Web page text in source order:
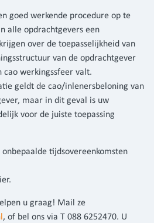
goed werkende procedure op te
alle opdrachtgevers een
over de toepasselijkheid van
van de opdrachtgever
cao werkingssfeer valt.
geldt de cao/inlenersbeloning van
maar in dit geval is uw
voor de juiste toepassing
tijdsovereenkomsten
u graag! Mail ze
, of bel ons via T 088 6252470. U